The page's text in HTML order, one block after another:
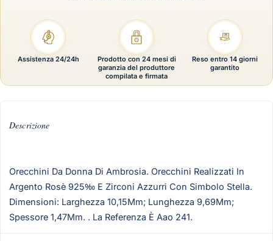
Descrizione
Orecchini Da Donna Di Ambrosia. Orecchini Realizzati In
Argento Rosè 925‰ E Zirconi Azzurri Con Simbolo Stella.
Dimensioni: Larghezza 10,15Mm; Lunghezza 9,69Mm;
Spessore 1,47Mm. . La Referenza È Aao 241.
Assistenza 24/24h
Prodotto con 24 mesi di
garanzia del produttore
compilata e firmata
Reso entro 14 giorni
garantito